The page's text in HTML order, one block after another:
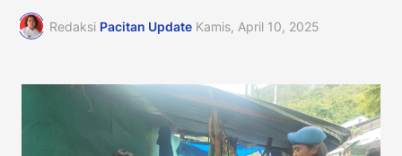
Redaksi Pacitan Update Kamis, April 10, 2025